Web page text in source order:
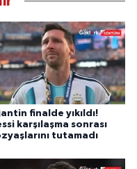
finalde yıkıldı!
karşılaşma sonrası
tutamadı